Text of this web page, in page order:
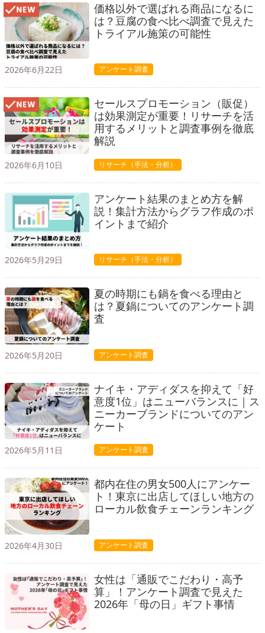
価格以外で選ばれる商品になるに
は？豆腐の食べ比べ調査で見えた
トライアル施策の可能性
2026年6月22日 アンケート調査
セールスプロモーション（販促）
は効果測定が重要！リサーチを活
用するメリットと調査事例を徹底
解説
2026年6月10日 リサーチ（手法・分析）
アンケート結果のまとめ方を解
説！集計方法からグラフ作成のポ
イントまで紹介
2026年5月29日 リサーチ（手法・分析）
夏の時期にも鍋を食べる理由と
は？夏鍋についてのアンケート調
査
2026年5月20日 アンケート調査
ナイキ・アディダスを抑えて「好
意度1位」はニューバランスに｜ス
ニーカーブランドについてのアン
ケート
2026年5月11日 アンケート調査
都内在住の男女500人にアンケー
ト！東京に出店してほしい地方の
ローカル飲食チェーンランキング
2026年4月30日 アンケート調査
女性は「通販でこだわり・高予
算」！アンケート調査で見えた
2026年「母の日」ギフト事情